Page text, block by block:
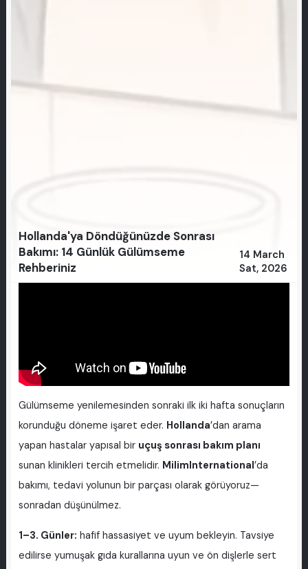
Hollanda'ya Döndüğünüzde Sonrası
Bakımı: 14 Günlük Gülümseme
Rehberiniz
14 March
Sat, 2026
Gülümseme yenilemesinden sonraki ilk iki hafta sonuçların
korunduğu döneme işaret eder. Hollanda’dan arama
yapan hastalar yapısal bir uçuş sonrası bakım planı
sunan klinikleri tercih etmelidir. MilimInternational’da
bakımı, tedavi yolunun bir parçası olarak görüyoruz—
sonradan düşünülmez.
1–3. Günler: hafif hassasiyet ve uyum bekleyin. Tavsiye
edilirse yumuşak gıda kurallarına uyun ve ön dişlerle sert